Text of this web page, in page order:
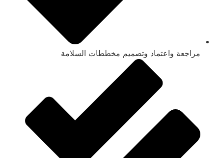
مراجعة واعتماد وتصميم مخططات السلامة